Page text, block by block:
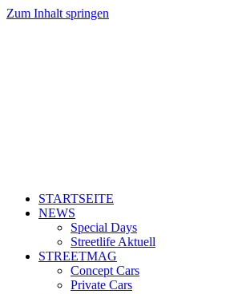
Zum Inhalt springen
STARTSEITE
NEWS
Special Days
Streetlife Aktuell
STREETMAG
Concept Cars
Private Cars